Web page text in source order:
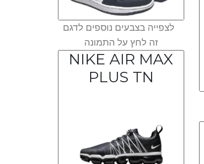
לצפייה בצבעים נוספים לדגם
זה לחץ על התמונה
NIKE AIR MAX
PLUS TN